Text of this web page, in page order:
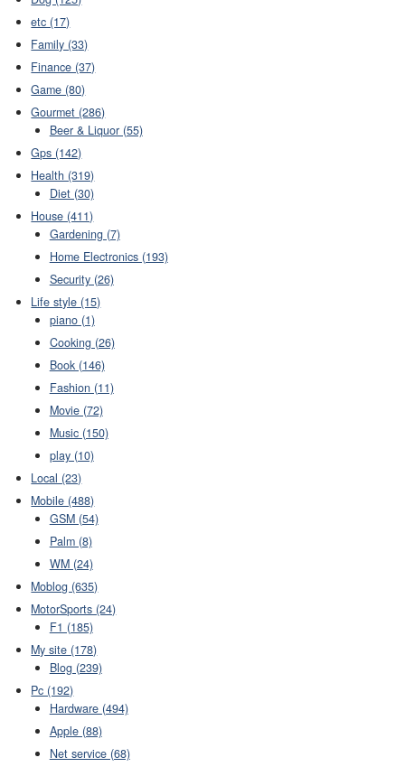
etc (17)
Family (33)
Finance (37)
Game (80)
Gourmet (286)
Beer & Liquor (55)
Gps (142)
Health (319)
Diet (30)
House (411)
Gardening (7)
Home Electronics (193)
Security (26)
Life style (15)
piano (1)
Cooking (26)
Book (146)
Fashion (11)
Movie (72)
Music (150)
play (10)
Local (23)
Mobile (488)
GSM (54)
Palm (8)
WM (24)
Moblog (635)
MotorSports (24)
F1 (185)
My site (178)
Blog (239)
Pc (192)
Hardware (494)
Apple (88)
Net service (68)